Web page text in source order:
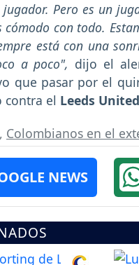
Pero es un
con todo.
está con una
a poco", dijo el
que pasar por el
contra el Leeds
, Colombianos en el
NEWS